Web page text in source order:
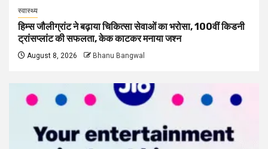
स्वास्थ्य
हिम्स जौलीग्रांट ने बढ़ाया चिकित्सा सेवाओं का भरोसा, 100वीं किडनी
ट्रांसप्लांट की सफलता, केक काटकर मनाया जश्न
August 8, 2026 Bhanu Bangwal